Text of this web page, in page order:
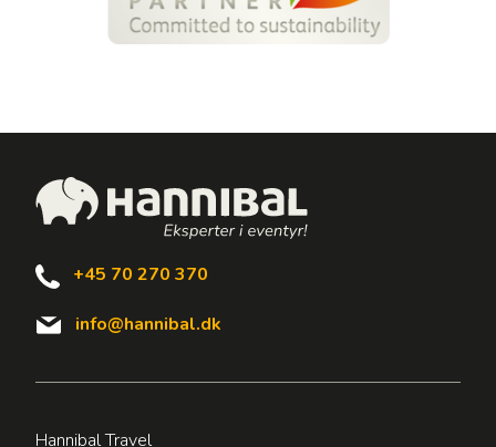
+45 70 270 370
info@hannibal.dk
Hannibal Travel